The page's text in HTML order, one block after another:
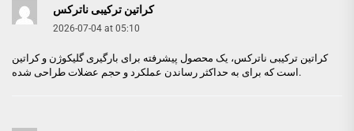
کراتین ترکیبی ناترکس
2026-07-04 at 05:10
کراتین ترکیبی ناترکس، یک محصول پیشرفته برای بارگیری گلیکوژن و کراتین
است که برای به حداکثر رساندن عملکرد و حجم عضلات طراحی شده.